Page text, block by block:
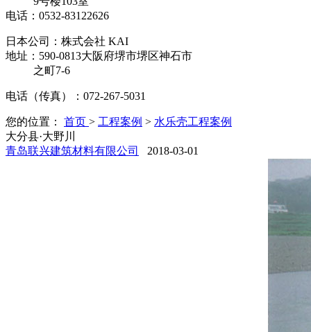
电话：0532-83122626
日本公司： 株式会社 KAI
地址：590-0813大阪府堺市堺区神石市
之町7-6
电话（传真）：072-267-5031
您的位置： 首页 > 工程案例 > 水乐壳工程案例
大分县·大野川
青岛联兴建筑材料有限公司
2018-03-01